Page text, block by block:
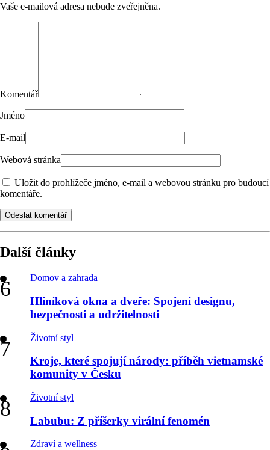
Vaše e-mailová adresa nebude zveřejněna.
Komentář
Jméno
E-mail
Webová stránka
Uložit do prohlížeče jméno, e-mail a webovou stránku pro budoucí
komentáře.
Odeslat komentář
Další články
Domov a zahrada
Hliníková okna a dveře: Spojení designu,
bezpečnosti a udržitelnosti
Životní styl
Kroje, které spojují národy: příběh vietnamské
komunity v Česku
Životní styl
Labubu: Z příšerky virální fenomén
Zdraví a wellness